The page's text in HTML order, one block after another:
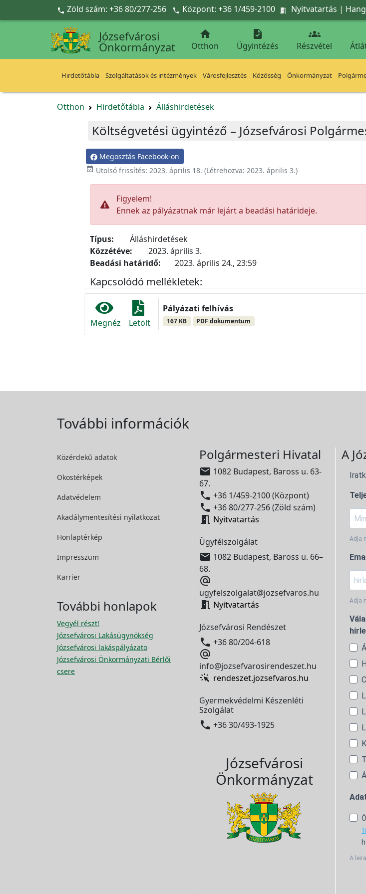
Ugrás a fő tartalomra
 Zöld szám: +36 80/277-256  Központ: +36 1/459-2100  Nyitvatartás |
Józsefvárosi
Önkormányzat

Otthon

Ügyintézés

Részvétel
Hirdetőtábla Szolgáltatások és intézmények Városfejlesztés Közösség Önkormányzat
Otthon Hirdetőtábla Álláshirdetések
Költségvetési ügyintéző – Józsefvárosi
Megosztás Facebook-on
 Utolsó frissítés: 2023. április 18. (Létrehozva: 2023. április 3.)
Figyelem!
Ennek az pályázatnak már lejárt a beadási határideje.
Típus:
Álláshirdetések
Közzétéve:
2023. április 3.
Beadási határidő:
2023. április 24., 23:59
Kapcsolódó mellékletek:
Megnéz Letölt
Pályázati felhívás
167 KB PDF dokumentum
További információk
Közérdekű adatok
Okostérképek
Adatvédelem
Akadálymentesítési nyilatkozat
Honlaptérkép
Impresszum
Karrier
További honlapok
Vegyél részt!
Józsefvárosi Lakásügynökség
Józsefvárosi lakáspályázato
Józsefvárosi Önkormányzati Bérlői
csere
Polgármesteri Hivatal
 1082 Budapest, Baross u. 63-
67.
 +36 1/459-2100 (Központ)
 +36 80/277-256 (Zöld szám)
 Nyitvatartás
Ügyfélszolgálat
 1082 Budapest, Baross u. 66–
68.

ugyfelszolgalat@jozsefvaros.hu
 Nyitvatartás
Józsefvárosi Rendészet
 +36 80/204-618

info@jozsefvarosirendeszet.hu
rendeszet.jozsefvaros.hu
Gyermekvédelmi Készenléti
Szolgálat
 +36 30/493-1925
Józsefvárosi
Önkormányzat
A
Adja
Adja
A